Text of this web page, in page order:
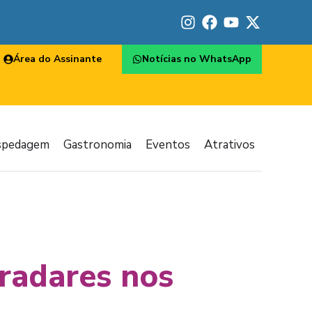
Área do Assinante Notícias no WhatsApp
Gastronomia Eventos Atrativos
nos